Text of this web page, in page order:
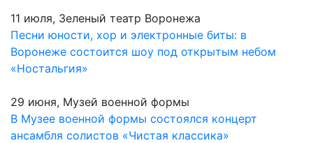
11 июля, Зеленый театр Воронежа
Песни юности, хор и электронные биты: в
Воронеже состоится шоу под открытым небом
«Ностальгия»
29 июня, Музей военной формы
В Музее военной формы состоялся концерт
ансамбля солистов «Чистая классика»